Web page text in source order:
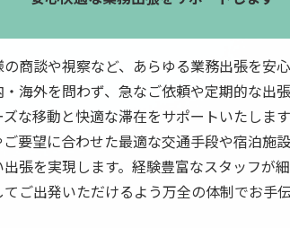
商談や視察など、あらゆる業務出張を安
海外を問わず、急なご依頼や定期的な出
な移動と快適な滞在をサポートいたしま
要望に合わせた最適な交通手段や宿泊施
張を実現します。経験豊富なスタッフが
てご出発いただけるよう万全の体制でお手